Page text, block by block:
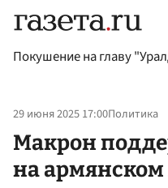
Покушение на главу
29 июня 2025 17:00Политика
Макрон
на армянском